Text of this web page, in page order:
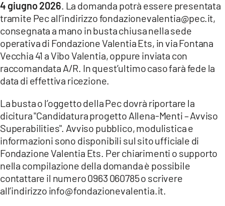
4 giugno 2026 . La domanda potrà essere presentata
tramite Pec all’indirizzo fondazionevalentia@pec.it,
consegnata a mano in busta chiusa nella sede
operativa di Fondazione Valentia Ets, in via Fontana
Vecchia 41 a Vibo Valentia, oppure inviata con
raccomandata A/R. In quest’ultimo caso farà fede la
data di effettiva ricezione.
La busta o l’oggetto della Pec dovrà riportare la
dicitura "Candidatura progetto Allena-Menti – Avviso
Superabilities". Avviso pubblico, modulistica e
informazioni sono disponibili sul sito ufficiale di
Fondazione Valentia Ets. Per chiarimenti o supporto
nella compilazione della domanda è possibile
contattare il numero 0963 060785 o scrivere
all’indirizzo info@fondazionevalentia.it.